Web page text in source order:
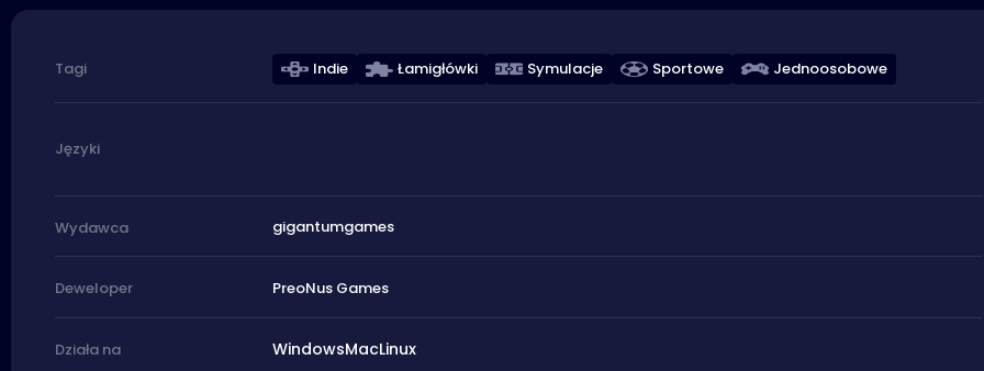
Tagi Indie Łamigłówki Symulacje Sportowe Jednoosobowe
Języki
Wydawca gigantumgames
Deweloper PreoNus Games
Działa na WindowsMacLinux